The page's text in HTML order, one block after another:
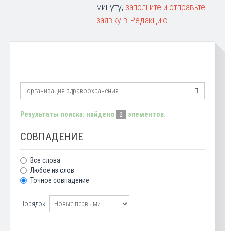
минуту, заполните и отправьте
заявку в Редакцию
Результаты поиска: найдено 2 элементов.
СОВПАДЕНИЕ
Все слова
Любое из слов
Точное совпадение
Порядок